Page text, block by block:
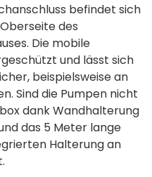
befindet sich
des
Die mobile
und lässt sich
beispielsweise an
Sind die Pumpen nicht
dank Wandhalterung
das 5 Meter lange
Halterung an